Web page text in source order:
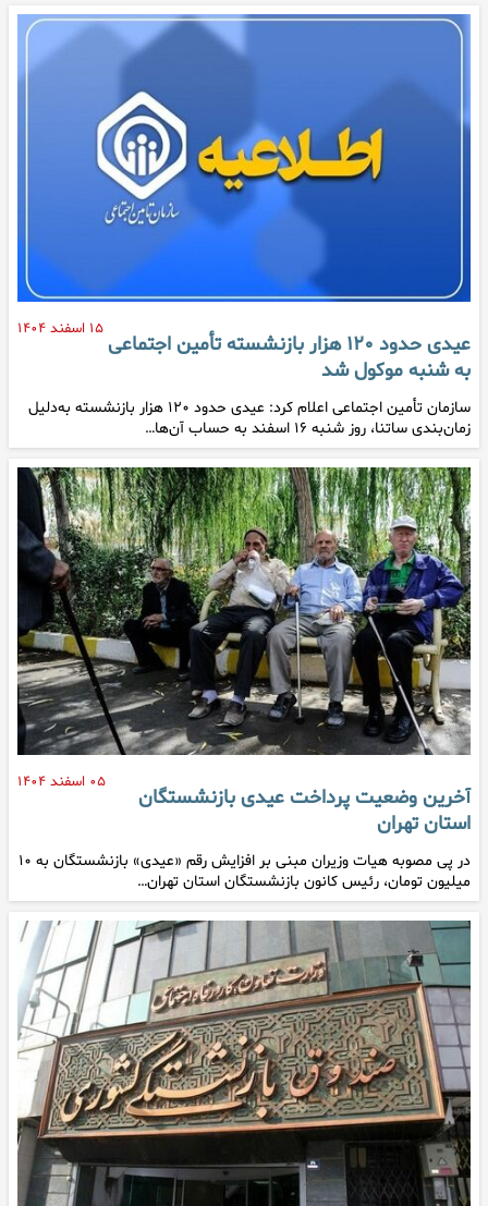
۱۵ اسفند ۱۴۰۴
عیدی حدود ۱۲۰ هزار بازنشسته تأمین اجتماعی
به شنبه موکول شد
سازمان تأمین اجتماعی اعلام کرد: عیدی حدود ۱۲۰ هزار بازنشسته به‌دلیل
زمان‌بندی ساتنا، روز شنبه ۱۶ اسفند به حساب آن‌ها…
۰۵ اسفند ۱۴۰۴
آخرین وضعیت پرداخت عیدی بازنشستگان
استان تهران
در پی مصوبه هیات وزیران مبنی بر افزایش رقم «عیدی» بازنشستگان به ۱۰
میلیون تومان، رئیس کانون بازنشستگان استان تهران…